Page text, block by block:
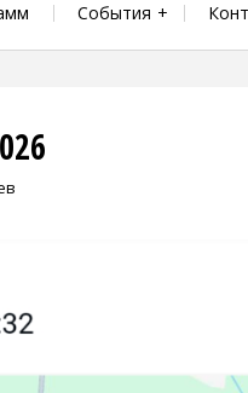
События